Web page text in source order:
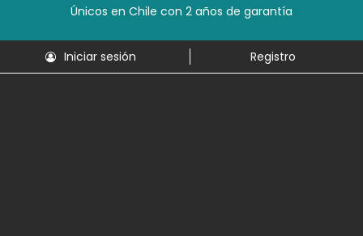
Únicos en Chile con 2 años de garantía
Iniciar sesión Registro